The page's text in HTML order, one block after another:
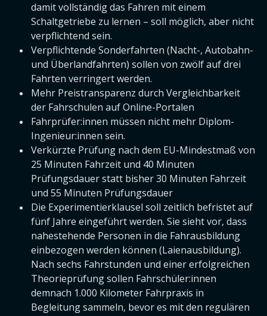
damit vollständig das Fahren mit einem
Schaltgetriebe zu lernen – soll möglich, aber nicht
verpflichtend sein.
Verpflichtende Sonderfahrten (Nacht-, Autobahn-
und Überlandfahrten) sollen von zwölf auf drei
Fahrten verringert werden.
Mehr Preistransparenz durch Vergleichbarkeit
der Fahrschulen auf Online-Portalen
Fahrprüfer:innen müssen nicht mehr Diplom-
Ingenieur:innen sein.
Verkürzte Prüfung nach dem EU-Mindestmaß von
25 Minuten Fahrzeit und 40 Minuten
Prüfungsdauer statt bisher 30 Minuten Fahrzeit
und 55 Minuten Prüfungsdauer
Die Experimentierklausel soll zeitlich befristet auf
fünf Jahre eingeführt werden. Sie sieht vor, dass
nahestehende Personen in die Fahrausbildung
einbezogen werden können (Laienausbildung).
Nach sechs Fahrstunden und einer erfolgreichen
Theorieprüfung sollen Fahrschüler:innen
demnach 1.000 Kilometer Fahrpraxis in
Begleitung sammeln, bevor es mit den regulären